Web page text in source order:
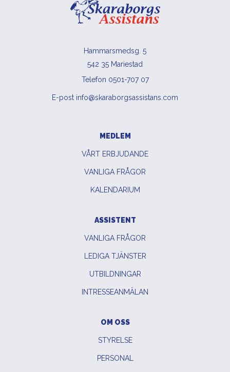
Hammarsmedsg. 5
542 35 Mariestad
Telefon 0501-707 07
E-post info@skaraborgsassistans.com
MEDLEM
VÅRT ERBJUDANDE
VANLIGA FRÅGOR
KALENDARIUM
ASSISTENT
VANLIGA FRÅGOR
LEDIGA TJÄNSTER
UTBILDNINGAR
INTRESSEANMÄLAN
OM OSS
STYRELSE
PERSONAL